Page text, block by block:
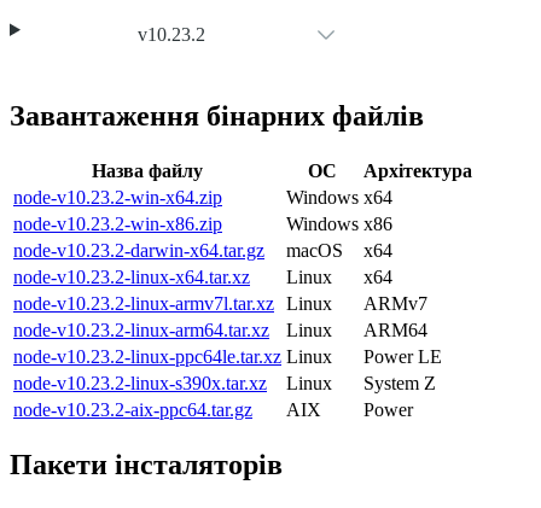
v10.23.2
Завантаження бінарних файлів
Назва файлу ОС
Архітектура
node-v10.23.2-win-x64.zip
Windows x64
node-v10.23.2-win-x86.zip
Windows x86
node-v10.23.2-darwin-x64.tar.gz
macOS
x64
node-v10.23.2-linux-x64.tar.xz
Linux
x64
node-v10.23.2-linux-armv7l.tar.xz Linux
ARMv7
node-v10.23.2-linux-arm64.tar.xz
Linux
ARM64
node-v10.23.2-linux-ppc64le.tar.xz Linux
Power LE
node-v10.23.2-linux-s390x.tar.xz
Linux
System Z
node-v10.23.2-aix-ppc64.tar.gz
AIX Power
Пакети інсталяторів